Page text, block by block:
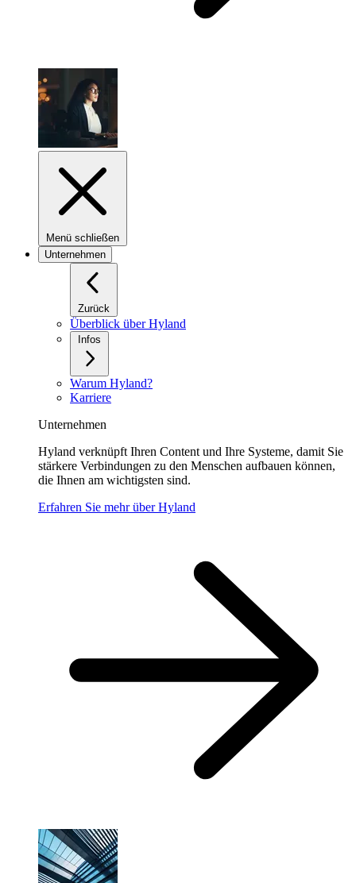
Menü schließen
Unternehmen
Zurück
Überblick über Hyland
Infos
Warum Hyland?
Karriere
Unternehmen
Hyland verknüpft Ihren Content und Ihre Systeme, damit Sie
stärkere Verbindungen zu den Menschen aufbauen können,
die Ihnen am wichtigsten sind.
Erfahren Sie mehr über Hyland